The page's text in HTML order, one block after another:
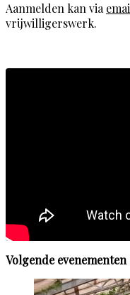
Aanmelden kan via
vrijwilligerswerk.
Volgende evenementen